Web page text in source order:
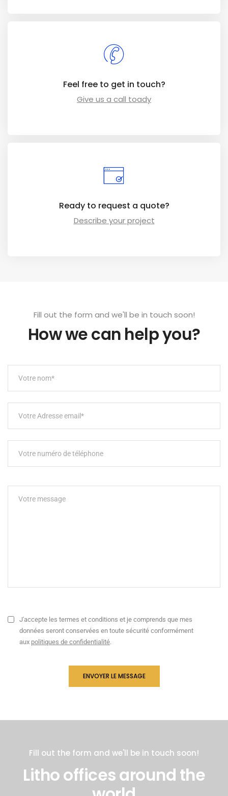
Feel free to get in touch?
Give us a call toady
Ready to request a quote?
Describe your project
Fill out the form and we'll be in touch soon!
How we can help you?
J'accepte les termes et conditions et je comprends que mes
données seront conservées en toute sécurité conformément
aux politiques de confidentialité.
Fill out the form and we'll be in touch soon!
Litho offices around the